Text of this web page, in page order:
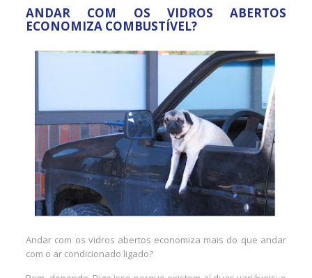
ANDAR COM OS VIDROS ABERTOS
ECONOMIZA COMBUSTÍVEL?
Andar com os vidros abertos economiza mais do que andar
com o ar condicionado ligado?